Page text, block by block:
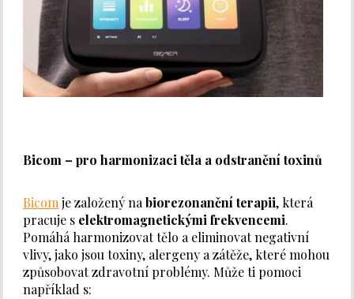
Bicom – pro harmonizaci těla a odstranění toxinů
Bicomje založený nabiorezonanční terapii, která
pracuje s elektromagnetickými frekvencemi.
Pomáhá harmonizovat tělo a eliminovat negativní
vlivy, jako jsou toxiny, alergeny a zátěže, které mohou
způsobovat zdravotní problémy. Může ti pomoci
například s: